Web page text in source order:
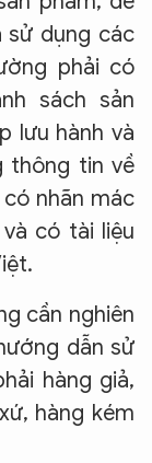
sử dụng các
phải có
sách sản
lưu hành và
thông tin về
nhãn mác
có tài liệu
cần nghiên
dẫn sử
hàng giả,
hàng kém